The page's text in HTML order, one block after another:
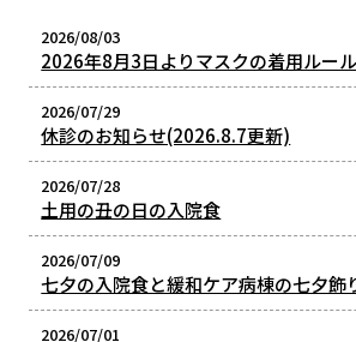
2026/08/03
2026年8月3日よりマスクの着用ルー
2026/07/29
休診のお知らせ(2026.8.7更新)
2026/07/28
土用の丑の日の入院食
2026/07/09
七夕の入院食と緩和ケア病棟の七夕飾
2026/07/01